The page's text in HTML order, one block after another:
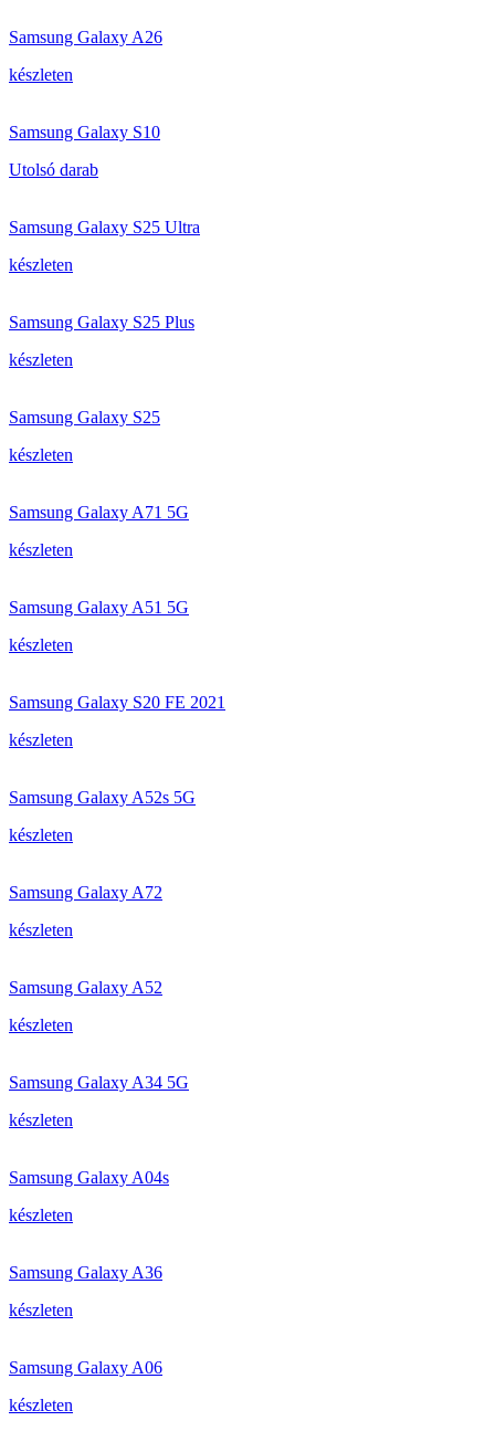
Samsung Galaxy A26
készleten
Samsung Galaxy S10
Utolsó darab
Samsung Galaxy S25 Ultra
készleten
Samsung Galaxy S25 Plus
készleten
Samsung Galaxy S25
készleten
Samsung Galaxy A71 5G
készleten
Samsung Galaxy A51 5G
készleten
Samsung Galaxy S20 FE 2021
készleten
Samsung Galaxy A52s 5G
készleten
Samsung Galaxy A72
készleten
Samsung Galaxy A52
készleten
Samsung Galaxy A34 5G
készleten
Samsung Galaxy A04s
készleten
Samsung Galaxy A36
készleten
Samsung Galaxy A06
készleten